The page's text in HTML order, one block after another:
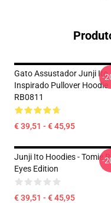
Gato Assustador Junji Ito
Inspirado Pullover Hoodie
RB0811
€ 39,51 - € 45,95
-
Junji Ito Hoodies - Tomie
Eyes Edition
€ 39,51 - € 45,95
-